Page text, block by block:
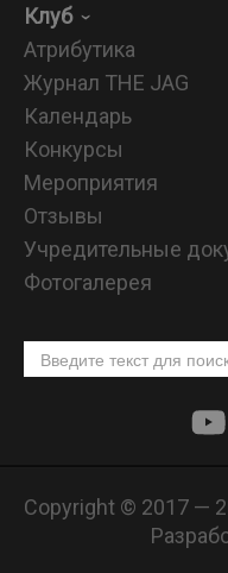
Клуб
Атрибутика
Журнал THE JAG
Календарь
Конкурсы
Мероприятия
Отзывы
Учредительные
Фотогалерея
Copyright © 2017 —